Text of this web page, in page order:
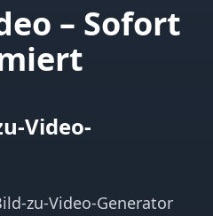
– Sofort
Video-
zu-Video-Generator